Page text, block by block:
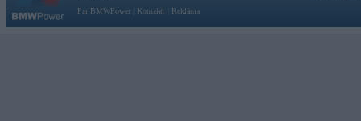
Par BMWPower
Kontakti Reklāma